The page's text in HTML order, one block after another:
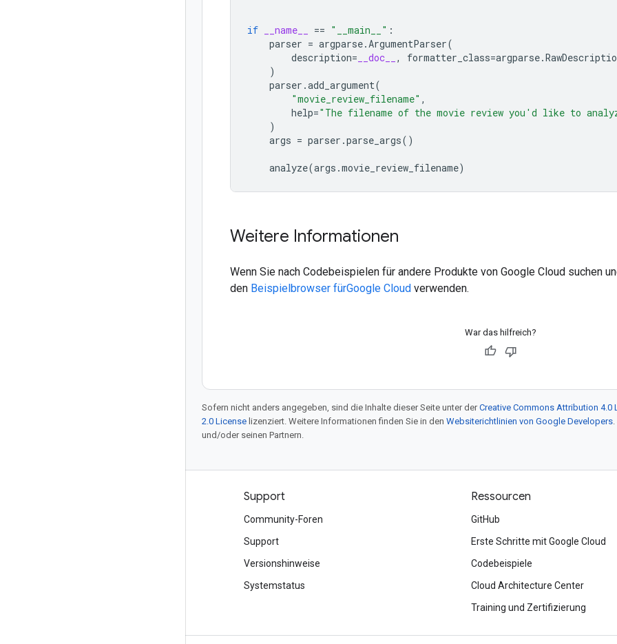
if __name__ == "__main__" :
parser = argparse.ArgumentParser(
description= __doc__ , formatter_class=argparse.
)
parser .add_argument(
"movie_review_filename" ,
help="The filename of the movie review you'd like to
)
args = parser .parse_args()
analyze(args .movie_review_filename)
Weitere Informationen
Wenn Sie nach Codebeispielen für andere Produkte von Google Cloud suchen
den Beispielbrowser fürGoogle Cloud verwenden.
War das hilfreich?
Sofern nicht anders angegeben, sind die Inhalte dieser Seite unter derCreative Commons Attribution 4.0
2.0 License lizenziert. Weitere Informationen finden Sie in den Websiterichtlinien von Google Developers
und/oder seinen Partnern.
Support
Community-Foren
Support
Versionshinweise
Systemstatus
Ressourcen
GitHub
Erste Schritte mit Google Cloud
Codebeispiele
Cloud Architecture Center
Training und Zertifizierung